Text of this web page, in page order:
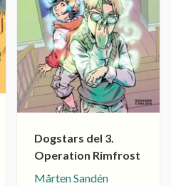
Dogstars del 3.
Operation Rimfrost
Mårten Sandén